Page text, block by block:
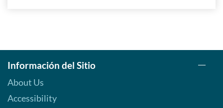
Información del Sitio
About Us
Accessibility